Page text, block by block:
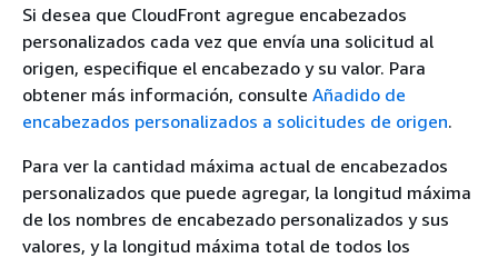
Si desea que CloudFront agregue encabezados
personalizados cada vez que envía una solicitud al
origen, especifique el encabezado y su valor. Para
obtener más información, consulte Añadido de
encabezados personalizados a solicitudes de origen.
Para ver la cantidad máxima actual de encabezados
personalizados que puede agregar, la longitud máxima
de los nombres de encabezado personalizados y sus
valores, y la longitud máxima total de todos los